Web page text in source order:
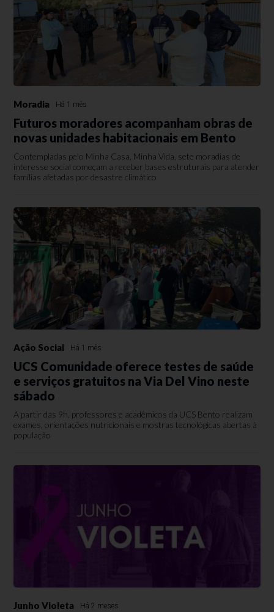
Moradia Há 1 mês
Futuros moradores acompanham obras de
novas unidades habitacionais em Bento
Contempladas pelo Minha Casa, Minha Vida, sete moradias de
interesse social começam a receber bases estruturais para atender
famílias afetadas por desastre climático
Ação Social Há 1 mês
UCS Comunidade oferece testes de saúde
e serviços gratuitos na Via Del Vino neste
sábado
A partir das 9h, professores e acadêmicos da UCS Bento realizam
exames, orientações nutricionais e mostras tecnológicas abertas à
população
Junho Violeta Há 2 meses